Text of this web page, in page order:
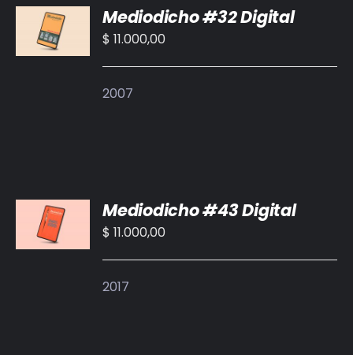
AL
CARRITO
/
Mediodicho #32 Digital
$ 11.000,00
2007
AL
CARRITO
/
Mediodicho #43 Digital
$ 11.000,00
2017